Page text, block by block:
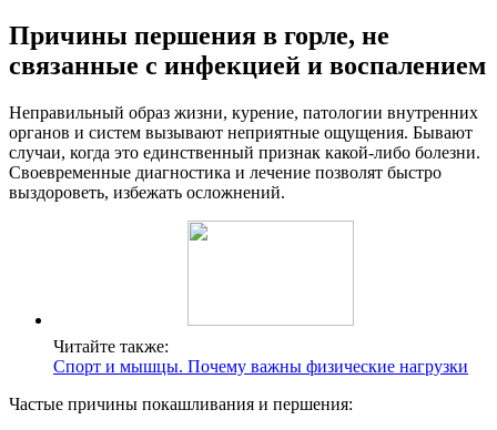
Причины першения в горле, не
связанные с инфекцией и воспалением
Неправильный образ жизни, курение, патологии внутренних
органов и систем вызывают неприятные ощущения. Бывают
случаи, когда это единственный признак какой-либо болезни.
Своевременные диагностика и лечение позволят быстро
выздороветь, избежать осложнений.
Читайте также:
Спорт и мышцы. Почему важны физические нагрузки
Частые причины покашливания и першения: